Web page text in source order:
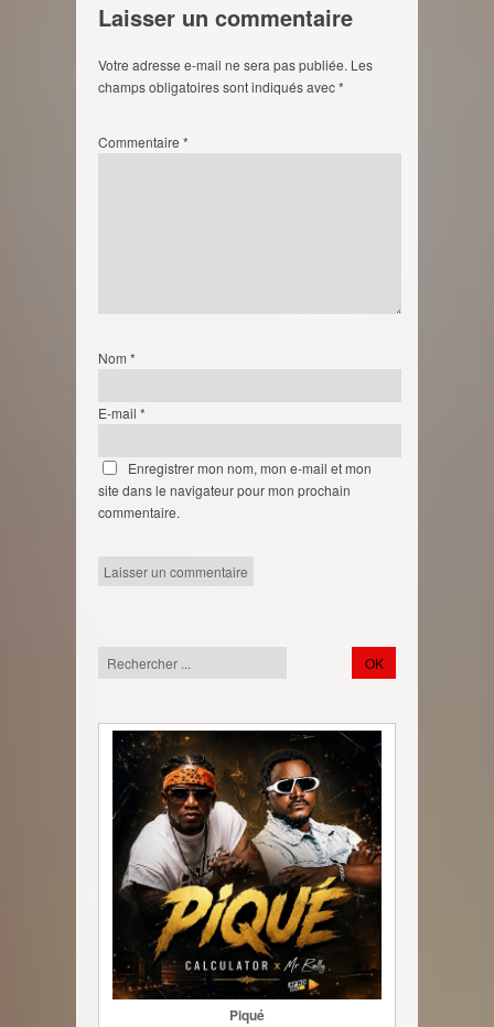
Laisser un commentaire
Votre adresse e-mail ne sera pas publiée. Les
champs obligatoires sont indiqués avec*
Commentaire *
Nom *
E-mail *
Enregistrer mon nom, mon e-mail et mon
site dans le navigateur pour mon prochain
commentaire.
Piqué